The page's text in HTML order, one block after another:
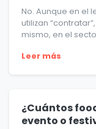
No. Aunque en el
utilizan
mismo, en el
Leer más
¿Cuántos
evento o